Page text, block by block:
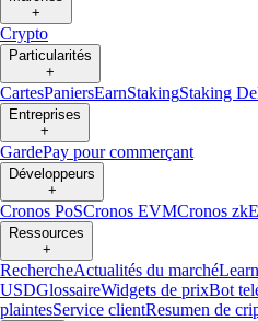
+
Crypto
Particularités
+
CartesPaniersEarnStakingStaking
Entreprises
+
GardePay pour commerçant
Développeurs
+
Cronos PoSCronos EVMCronos
Ressources
+
RechercheActualités du marchéLearn
USDGlossaireWidgets de prixBot
plaintesService clientResumen de